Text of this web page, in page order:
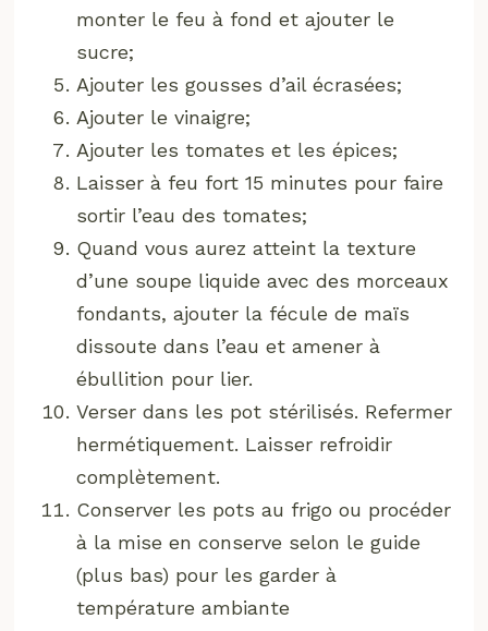
monter le feu à fond et ajouter le
sucre;
Ajouter les gousses d’ail écrasées;
Ajouter le vinaigre;
Ajouter les tomates et les épices;
Laisser à feu fort 15 minutes pour faire
sortir l’eau des tomates;
Quand vous aurez atteint la texture
d’une soupe liquide avec des morceaux
fondants, ajouter la fécule de maïs
dissoute dans l’eau et amener à
ébullition pour lier.
Verser dans les pot stérilisés. Refermer
hermétiquement. Laisser refroidir
complètement.
Conserver les pots au frigo ou procéder
à la mise en conserve selon le guide
(plus bas) pour les garder à
température ambiante